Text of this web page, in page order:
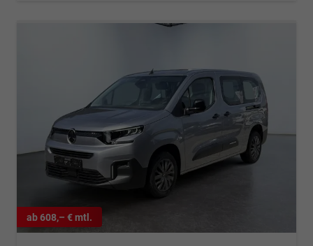
ab 608,– € mtl.